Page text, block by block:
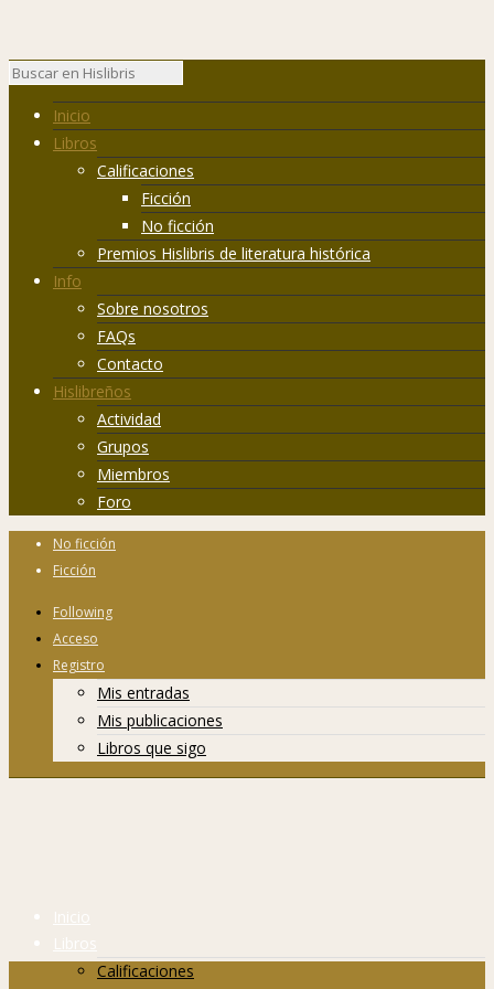
Inicio
Libros
Calificaciones
Ficción
No ficción
Premios Hislibris de literatura histórica
Info
Sobre nosotros
FAQs
Contacto
Hislibreños
Actividad
Grupos
Miembros
Foro
No ficción
Ficción
Following
Acceso
Registro
Mis entradas
Mis publicaciones
Libros que sigo
Inicio
Libros
Calificaciones